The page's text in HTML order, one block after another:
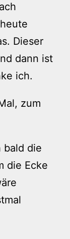
Dieser
dann ist
ich.
zum
bald die
die Ecke